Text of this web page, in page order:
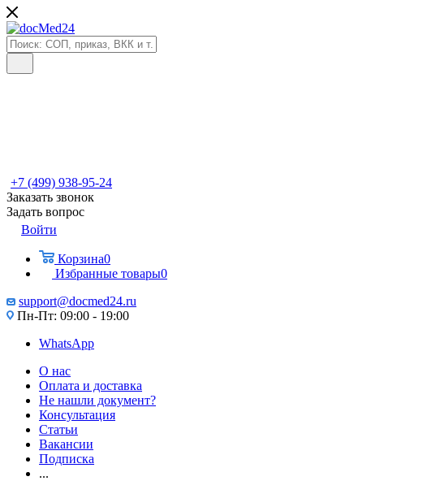
+7 (499) 938-95-24
Заказать звонок
Задать вопрос
Войти
Корзина0
Избранные товары0
support@docmed24.ru
Пн-Пт: 09:00 - 19:00
WhatsApp
О нас
Оплата и доставка
Не нашли документ?
Консультация
Статьи
Вакансии
Подписка
...